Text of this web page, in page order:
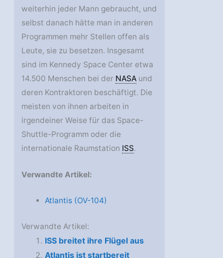
weiterhin jeder Mann gebraucht, und
selbst danach hätte man in anderen
Programmen mehr Stellen offen als
Leute, sie zu besetzen. Insgesamt
sind im Kennedy Space Center etwa
14.500 Menschen bei der NASA und
deren Kontraktoren beschäftigt. Die
meisten von ihnen arbeiten in
irgendeiner Weise für das Space-
Shuttle-Programm oder die
internationale Raumstation ISS.
Verwandte Artikel:
Atlantis (OV-104)
Verwandte Artikel:
ISS breitet ihre Flügel aus
Atlantis ist startbereit